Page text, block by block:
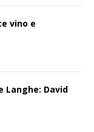
vino e
Langhe: David